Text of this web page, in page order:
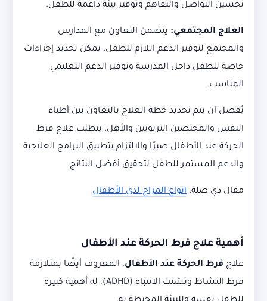
تحسين التواصل والتفاهم وتوفير بيئة داعمة للطفل.
العلاج المجتمعي: يتضمن التعاون مع المدارس
والمجتمع لتوفير الدعم اللازم للطفل. يمكن تحديد إجراءات
خاصة للطفل داخل المدرسة وتوفير الدعم التعليمي
المناسب.
يُفضل أن يتم تحديد خطة العلاج بالتعاون بين أطباء
النفس والمختصين التربويين والأهل. يتطلب علاج فرط
الحركة عند الأطفال صبرًا والالتزام بتطبيق البرامج العلاجية
والدعم المستمر للطفل لتحقيق أفضل النتائج.
مقال ذي صلة: انواع المزاج لدى الأطفال
أهمية علاج فرط الحركة عند الأطفال
علاج فرط الحركة عند الأطفال، المعروف أيضًا بمتلازمة
فرط النشاط وتشتت الانتباه (ADHD)، له أهمية كبيرة